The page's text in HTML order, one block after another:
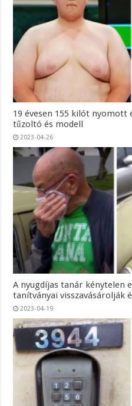
19 évesen 155 kilót
tűzoltó és modell
2023-04-26
A nyugdíjas tanár kénytelen
tanítványai visszavásárolják
2023-04-19